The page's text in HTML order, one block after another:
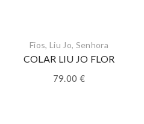
Fios, Liu Jo, Senhora
COLAR LIU JO FLOR
79.00 €